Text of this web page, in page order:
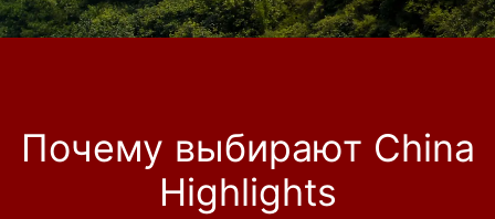
Почему выбирают China
Highlights